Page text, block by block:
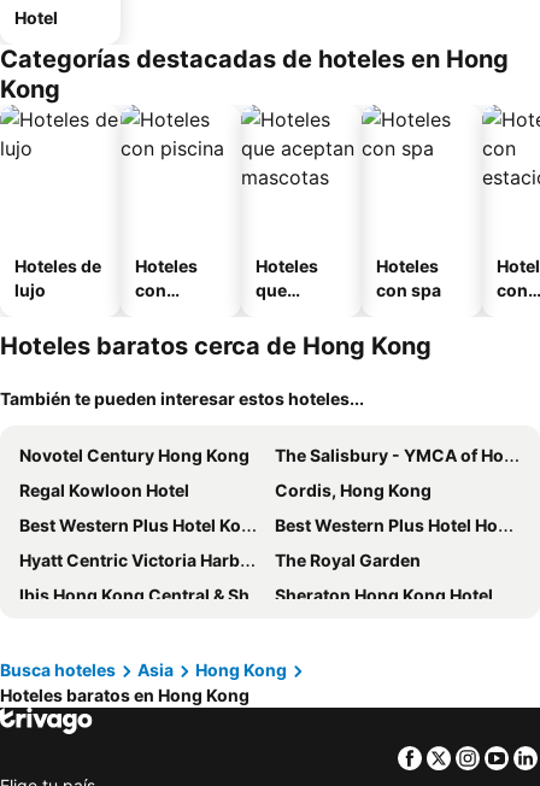
Hotel
Categorías destacadas de hoteles en Hong
Kong
Hoteles de
lujo
Hoteles
con
Hoteles
que
mascotas
Hoteles
con spa
con
Hoteles baratos cerca de Hong Kong
También te pueden interesar estos hoteles...
Novotel Century Hong Kong
The Salisbury - YMCA of Hong Kong
Regal Kowloon Hotel
Cordis, Hong Kong
Best Western Plus Hotel Kowloon
Best Western Plus Hotel Hong Kong
Hyatt Centric Victoria Harbour Hong Kong
The Royal Garden
Ibis Hong Kong Central & Sheung Wan
Sheraton Hong Kong Hotel & Towers
Hyatt Regency Hong Kong, Tsim Sha Tsui
The Harbourview
Ramada Hong Kong Harbour View
Holiday Inn Golden Mile Hong Kong By Ihg
Regala Skycity Hotel
Busca hoteles Asia
Hong Kong
Hoteles baratos en Hong Kong
Facebook
Twitter